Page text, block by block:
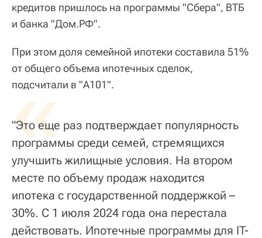
кредитов пришлось на программы "Сбера", ВТБ
и банка "Дом.РФ".
При этом доля семейной ипотеки составила 51%
от общего объема ипотечных сделок,
подсчитали в "А101".
«
"Это еще раз подтверждает популярность
программы среди семей, стремящихся
улучшить жилищные условия. На втором
месте по объему продаж находится
ипотека с государственной поддержкой –
30%. С 1 июля 2024 года она перестала
действовать. Ипотечные программы для IT-